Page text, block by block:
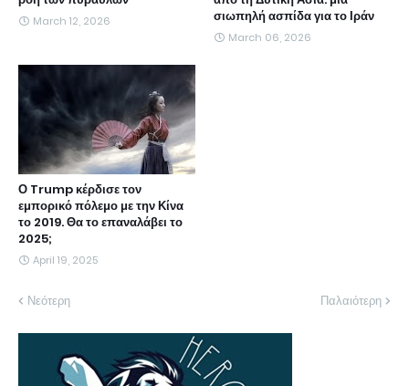
March 12, 2026
σιωπηλή ασπίδα για το Ιράν
March 06, 2026
Ο Trump κέρδισε τον
εμπορικό πόλεμο με την Κίνα
το 2019. Θα το επαναλάβει το
2025;
April 19, 2025
Νεότερη Παλαιότερη